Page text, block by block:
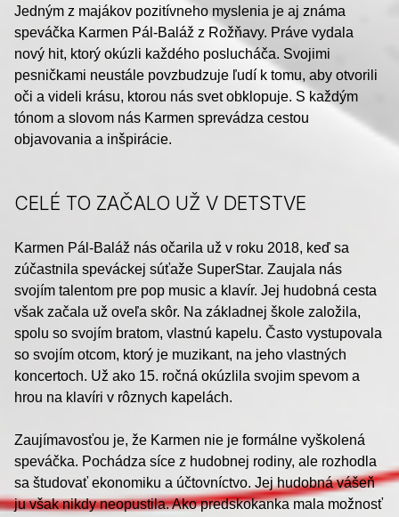
Jedným z majákov pozitívneho myslenia je aj známa
speváčka Karmen Pál-Baláž z Rožňavy. Práve vydala
nový hit, ktorý okúzli každého poslucháča. Svojimi
pesničkami neustále povzbudzuje ľudí k tomu, aby otvorili
oči a videli krásu, ktorou nás svet obklopuje. S každým
tónom a slovom nás Karmen sprevádza cestou
objavovania a inšpirácie.
CELÉ TO ZAČALO UŽ V DETSTVE
Karmen Pál-Baláž nás očarila už v roku 2018, keď sa
zúčastnila speváckej súťaže SuperStar. Zaujala nás
svojím talentom pre pop music a klavír. Jej hudobná cesta
však začala už oveľa skôr. Na základnej škole založila,
spolu so svojím bratom, vlastnú kapelu. Často vystupovala
so svojím otcom, ktorý je muzikant, na jeho vlastných
koncertoch. Už ako 15. ročná okúzlila svojim spevom a
hrou na klavíri v rôznych kapelách.
Zaujímavosťou je, že Karmen nie je formálne vyškolená
speváčka. Pochádza síce z hudobnej rodiny, ale rozhodla
sa študovať ekonomiku a účtovníctvo. Jej hudobná vášeň
ju však nikdy neopustila. Ako predskokanka mala možnosť